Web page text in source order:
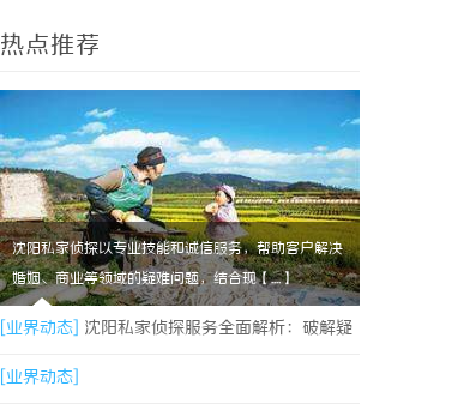
热点推荐
沈阳私家侦探以专业技能和诚信服务，帮助客户解决
婚姻、商业等领域的疑难问题，结合现【....】
[业界动态] 沈阳私家侦探服务全面解析：破解疑
云，守护真相的专家助力
[业界动态]